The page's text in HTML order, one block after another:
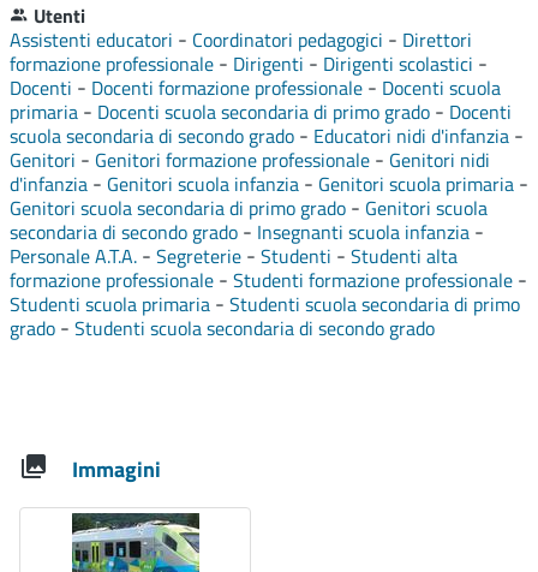
Utenti
Assistenti educatori - Coordinatori pedagogici - Direttori
formazione professionale - Dirigenti - Dirigenti scolastici -
Docenti - Docenti formazione professionale - Docenti scuola
primaria - Docenti scuola secondaria di primo grado - Docenti
scuola secondaria di secondo grado - Educatori nidi d'infanzia -
Genitori - Genitori formazione professionale - Genitori nidi
d'infanzia - Genitori scuola infanzia - Genitori scuola primaria -
Genitori scuola secondaria di primo grado - Genitori scuola
secondaria di secondo grado - Insegnanti scuola infanzia -
Personale A.T.A. - Segreterie - Studenti - Studenti alta
formazione professionale - Studenti formazione professionale -
Studenti scuola primaria - Studenti scuola secondaria di primo
grado - Studenti scuola secondaria di secondo grado
Immagini